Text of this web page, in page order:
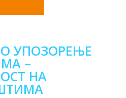
УПОЗОРЕЊЕ
–
НА